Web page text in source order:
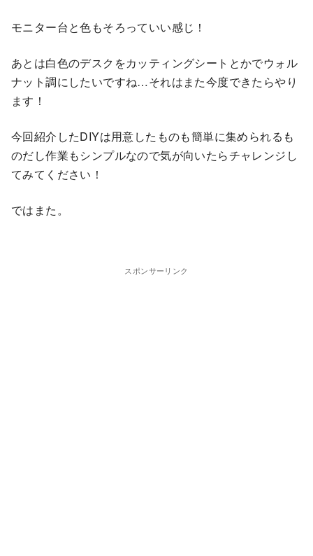
モニター台と色もそろっていい感じ！
あとは白色のデスクをカッティングシートとかでウォル
ナット調にしたいですね…それはまた今度できたらやり
ます！
今回紹介したDIYは用意したものも簡単に集められるも
のだし作業もシンプルなので気が向いたらチャレンジし
てみてください！
ではまた。
スポンサーリンク